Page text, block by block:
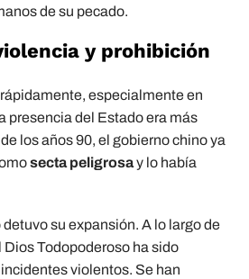
de su pecado.
y prohibición
especialmente en
presencia del Estado era más
los años 90, el gobierno chino ya
secta peligrosay lo había
su expansión. A lo largo de
Dios Todopoderoso ha sido
violentos. Se han